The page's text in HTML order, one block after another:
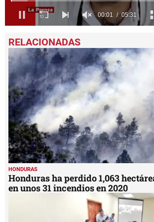
seconds
of
minutes,
seconds
HONDURAS
Honduras ha perdido 1,063
en unos 31 incendios en 2020